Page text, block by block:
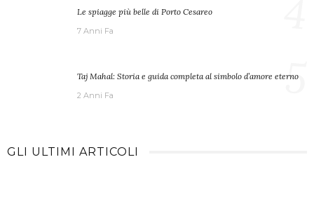
Le spiagge più belle di Porto Cesareo
7 Anni Fa
Taj Mahal: Storia e guida completa al simbolo d’amore eterno
2 Anni Fa 5
GLI ULTIMI ARTICOLI